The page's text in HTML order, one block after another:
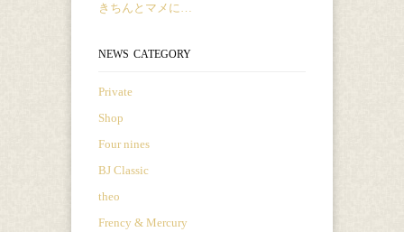
きちんとマメに…
NEWS CATEGORY
Private
Shop
Four nines
BJ Classic
theo
Frency & Mercury